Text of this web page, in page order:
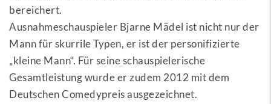
bereichert.
Ausnahmeschauspieler Bjarne Mädel ist nicht nur der
Mann für skurrile Typen, er ist der personifizierte
„kleine Mann“. Für seine schauspielerische
Gesamtleistung wurde er zudem 2012 mit dem
Deutschen Comedypreis ausgezeichnet.